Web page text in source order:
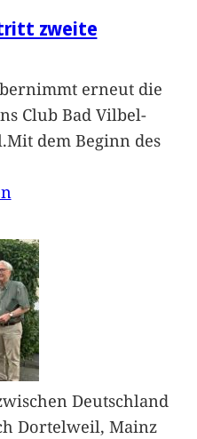
zweite
erneut die
Club Bad Vilbel-
dem Beginn des
Deutschland
Dortelweil, Mainz